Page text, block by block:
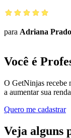
para Adriana Prado
Você é
O GetNinjas recebe
a aumentar sua renda
Quero me cadastrar
Veja alguns